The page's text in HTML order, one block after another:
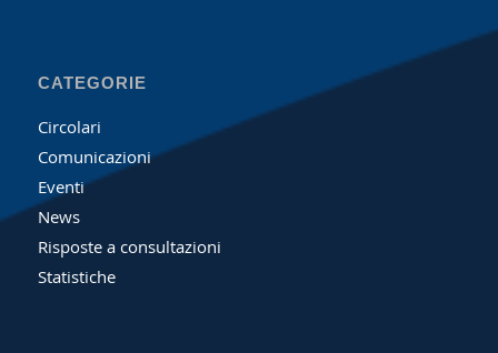
CATEGORIE
Circolari
Comunicazioni
Eventi
News
Risposte a consultazioni
Statistiche